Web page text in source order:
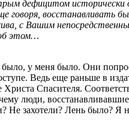
дефицитом
восстанавливать
с Вашим
этом…
было, у меня было. Они
Ведь еще раньше в
Спасителя.
люди,
Не захотели? Лень было? Я